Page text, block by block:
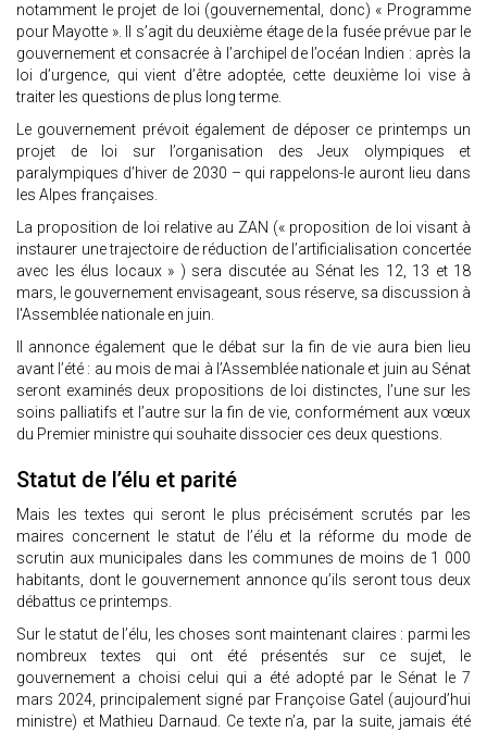
notamment le projet de loi (gouvernemental, donc) « Programme
pour Mayotte ». Il s’agit du deuxième étage de la fusée prévue par le
gouvernement et consacrée à l’archipel de l’océan Indien : après la
loi d’urgence, qui vient d’être adoptée, cette deuxième loi vise à
traiter les questions de plus long terme.
Le gouvernement prévoit également de déposer ce printemps un
projet de loi sur l’organisation des Jeux olympiques et
paralympiques d’hiver de 2030 – qui rappelons-le auront lieu dans
les Alpes françaises.
La proposition de loi relative au ZAN (« proposition de loi visant à
instaurer une trajectoire de réduction de l’artificialisation concertée
avec les élus locaux » ) sera discutée au Sénat les 12, 13 et 18
mars, le gouvernement envisageant, sous réserve, sa discussion à
l'Assemblée nationale en juin.
Il annonce également que le débat sur la fin de vie aura bien lieu
avant l’été : au mois de mai à l’Assemblée nationale et juin au Sénat
seront examinés deux propositions de loi distinctes, l’une sur les
soins palliatifs et l’autre sur la fin de vie, conformément aux vœux
du Premier ministre qui souhaite dissocier ces deux questions.
Statut de l’élu et parité
Mais les textes qui seront le plus précisément scrutés par les
maires concernent le statut de l’élu et la réforme du mode de
scrutin aux municipales dans les communes de moins de 1 000
habitants, dont le gouvernement annonce qu’ils seront tous deux
débattus ce printemps.
Sur le statut de l’élu, les choses sont maintenant claires : parmi les
nombreux textes qui ont été présentés sur ce sujet, le
gouvernement a choisi celui qui a été adopté par le Sénat le 7
mars 2024, principalement signé par Françoise Gatel (aujourd’hui
ministre) et Mathieu Darnaud. Ce texte n’a, par la suite, jamais été